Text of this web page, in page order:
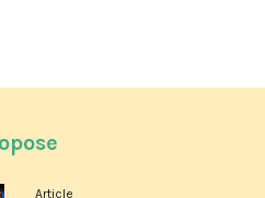
Article